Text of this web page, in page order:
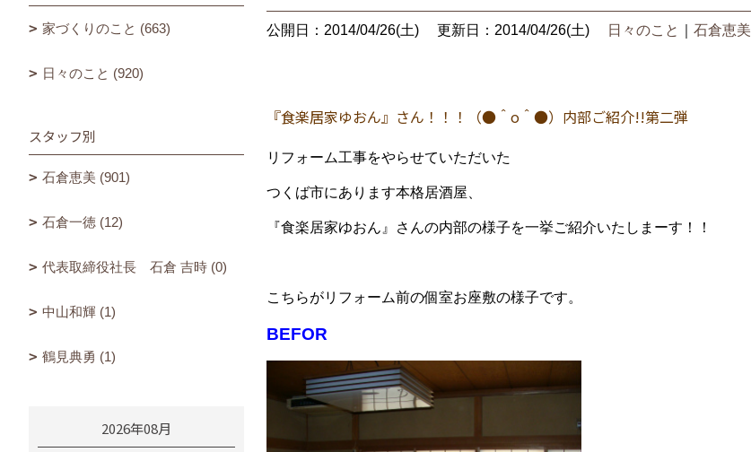
公開日：2014/04/26(土) 更新日：2014/04/26(土) 日々のこと 石倉恵美
『食楽居家ゆおん』さん！！！（●＾o＾●）内部ご紹介!!第二弾
リフォーム工事をやらせていただいた
つくば市にあります本格居酒屋、
『食楽居家ゆおん』さんの内部の様子を一挙ご紹介いたしまーす！！
こちらがリフォーム前の個室お座敷の様子です。
BEFOR
家づくりのこと (663)
日々のこと (920)
スタッフ別
石倉恵美 (901)
石倉一徳 (12)
代表取締役社長 石倉 吉時 (0)
中山和輝 (1)
鶴見典勇 (1)
2026年08月